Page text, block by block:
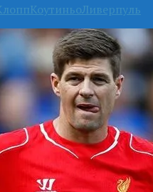
КоутиньоЛиверпуль